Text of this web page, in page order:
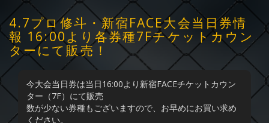
4.7プロ修斗・新宿FACE大会当日券情
報 16:00より各券種7Fチケットカウン
ターにて販売！
今大会当日券は当日16:00より新宿FACEチケットカウン
ター（7F）にて販売
数が少ない券種もございますので、お早めにお買い求め
ください。